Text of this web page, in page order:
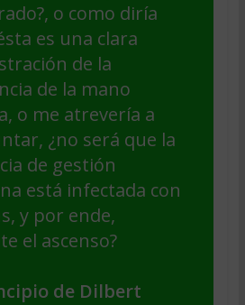
o como diría
es una clara
de la
de la mano
o me atrevería a
¿no será que la
de gestión
está infectada con
y por ende,
el ascenso?
de Dilbert